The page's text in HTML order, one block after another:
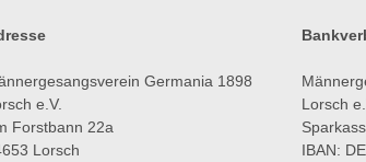
Germania 1898
e.V.
Forstbann 22a
Lorsch
Lorsch
IBAN: